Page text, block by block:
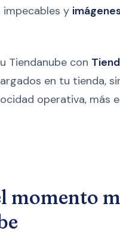
y
Tiendanube con
en tu tienda,
operativa, más
momento